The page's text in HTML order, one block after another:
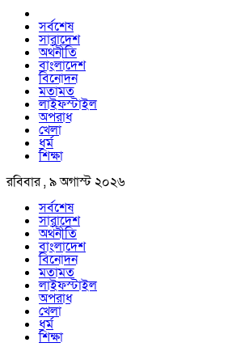
সর্বশেষ
সারাদেশ
অর্থনীতি
বাংলাদেশ
বিনোদন
মতামত
লাইফস্টাইল
অপরাধ
খেলা
ধর্ম
শিক্ষা
রবিবার , ৯ অগাস্ট ২০২৬
সর্বশেষ
সারাদেশ
অর্থনীতি
বাংলাদেশ
বিনোদন
মতামত
লাইফস্টাইল
অপরাধ
খেলা
ধর্ম
শিক্ষা